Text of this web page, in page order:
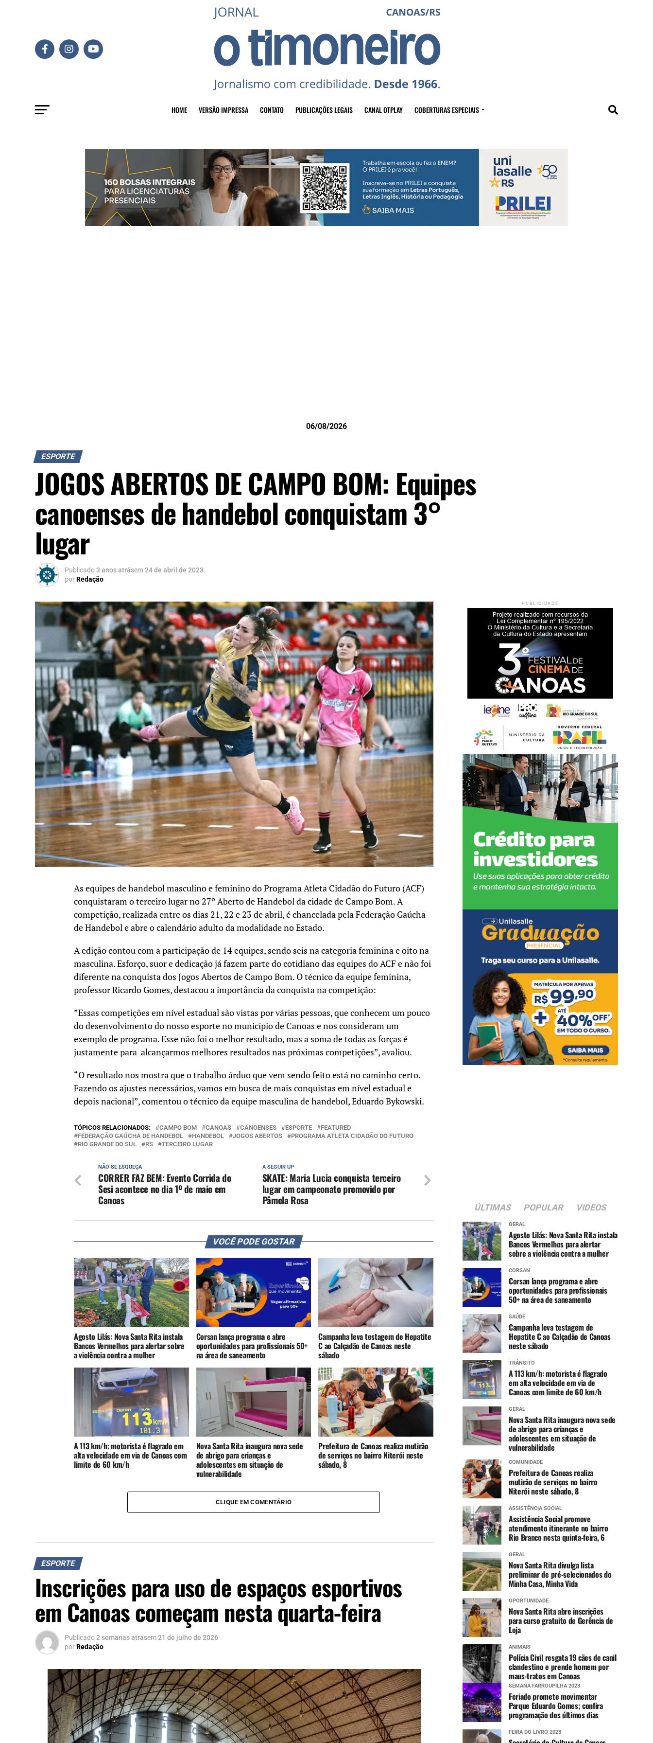
HOME VERSÃO IMPRESSA CONTATO PUBLICAÇÕES LEGAIS CANAL OTPLAY COBERTURAS ESPECIAIS
06/08/2026
ESPORTE
JOGOS ABERTOS DE CAMPO BOM: Equipes
canoenses de handebol conquistam 3°
lugar
Publicado3 anos atrásem24 de abril de 2023
porRedação
As equipes de handebol masculino e feminino do Programa Atleta Cidadão do Futuro (ACF)
conquistaram o terceiro lugar no 27º Aberto de Handebol da cidade de Campo Bom. A
competição, realizada entre os dias 21, 22 e 23 de abril, é chancelada pela Federação Gaúcha
de Handebol e abre o calendário adulto da modalidade no Estado.
A edição contou com a participação de 14 equipes, sendo seis na categoria feminina e oito na
masculina. Esforço, suor e dedicação já fazem parte do cotidiano das equipes do ACF e não foi
diferente na conquista dos Jogos Abertos de Campo Bom. O técnico da equipe feminina,
professor Ricardo Gomes, destacou a importância da conquista na competição:
”Essas competições em nível estadual são vistas por várias pessoas, que conhecem um pouco
do desenvolvimento do nosso esporte no município de Canoas e nos consideram um
exemplo de programa. Esse não foi o melhor resultado, mas a soma de todas as forças é
justamente para alcançarmos melhores resultados nas próximas competições”, avaliou.
“O resultado nos mostra que o trabalho árduo que vem sendo feito está no caminho certo.
Fazendo os ajustes necessários, vamos em busca de mais conquistas em nível estadual e
depois nacional”, comentou o técnico da equipe masculina de handebol, Eduardo Bykowski.
TÓPICOS RELACIONADOS: CAMPO BOM CANOAS CANOENSES ESPORTE
FEATURED
FEDERAÇÃO GAÚCHA DE HANDEBOL
HANDEBOL JOGOS ABERTOS
PROGRAMA ATLETA CIDADÃO DO FUTURO
RIO GRANDE DO SUL
RS TERCEIRO LUGAR
A SEGUIR UP
SKATE: Maria Lucia conquista terceiro
lugar em campeonato promovido por
Pâmela Rosa
NÃO SE ESQUEÇA
CORRER FAZ BEM: Evento Corrida do
Sesi acontece no dia 1º de maio em
Canoas
VOCÊ PODE GOSTAR
Agosto Lilás: Nova Santa Rita instala
Bancos Vermelhos para alertar sobre
a violência contra a mulher
Corsan lança programa e abre
oportunidades para profissionais 50+
na área de saneamento
Campanha leva testagem de Hepatite
C ao Calçadão de Canoas neste
sábado
A 113 km/h: motorista é flagrado em
alta velocidade em via de Canoas com
limite de 60 km/h
Nova Santa Rita inaugura nova sede
de abrigo para crianças e
adolescentes em situação de
vulnerabilidade
Prefeitura de Canoas realiza mutirão
de serviços no bairro Niterói neste
sábado, 8
CLIQUE EM COMENTÁRIO
ESPORTE
Inscrições para uso de espaços esportivos
em Canoas começam nesta quarta-feira
Publicado2 semanas atrásem21 de julho de 2026
porRedação
PUBLICIDADE
ÚLTIMAS POPULAR VIDEOS
GERAL
Agosto Lilás: Nova Santa Rita instala
Bancos Vermelhos para alertar
sobre a violência contra a mulher
CORSAN
Corsan lança programa e abre
oportunidades para profissionais
50+ na área de saneamento
SAÚDE
Campanha leva testagem de
Hepatite C ao Calçadão de Canoas
neste sábado
TRÂNSITO
A 113 km/h: motorista é flagrado
em alta velocidade em via de
Canoas com limite de 60 km/h
GERAL
Nova Santa Rita inaugura nova sede
de abrigo para crianças e
adolescentes em situação de
vulnerabilidade
COMUNIDADE
Prefeitura de Canoas realiza
mutirão de serviços no bairro
Niterói neste sábado, 8
ASSISTÊNCIA SOCIAL
Assistência Social promove
atendimento itinerante no bairro
Rio Branco nesta quinta-feira, 6
GERAL
Nova Santa Rita divulga lista
preliminar de pré-selecionados do
Minha Casa, Minha Vida
OPORTUNIDADE
Nova Santa Rita abre inscrições
para curso gratuito de Gerência de
Loja
ANIMAIS
Polícia Civil resgata 19 cães de canil
clandestino e prende homem por
maus-tratos em Canoas
SEMANA FARROUPILHA 2023
Feriado promete movimentar
Parque Eduardo Gomes; confira
programação dos últimos dias
FEIRA DO LIVRO 2023